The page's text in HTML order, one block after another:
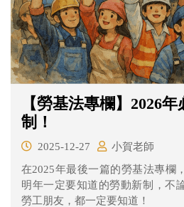
【勞基法專欄】2026
制！
2025-12-27
小賀老師
在2025年最後一篇的勞基法專欄
明年一定要知道的勞動新制，不
勞工朋友，都一定要知道！